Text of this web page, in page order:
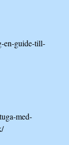
en-guide-till-
med-